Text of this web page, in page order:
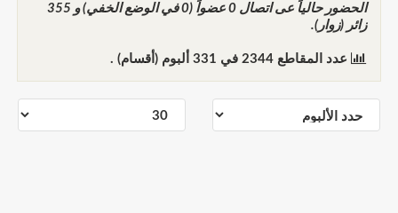
الحضور حالياً عى اتصال 0 عضواً (0 في الوضع الخفي) و
355
زائر (زوار).
عدد المقاطع2344 في 331 ألبوم (أقسام) .